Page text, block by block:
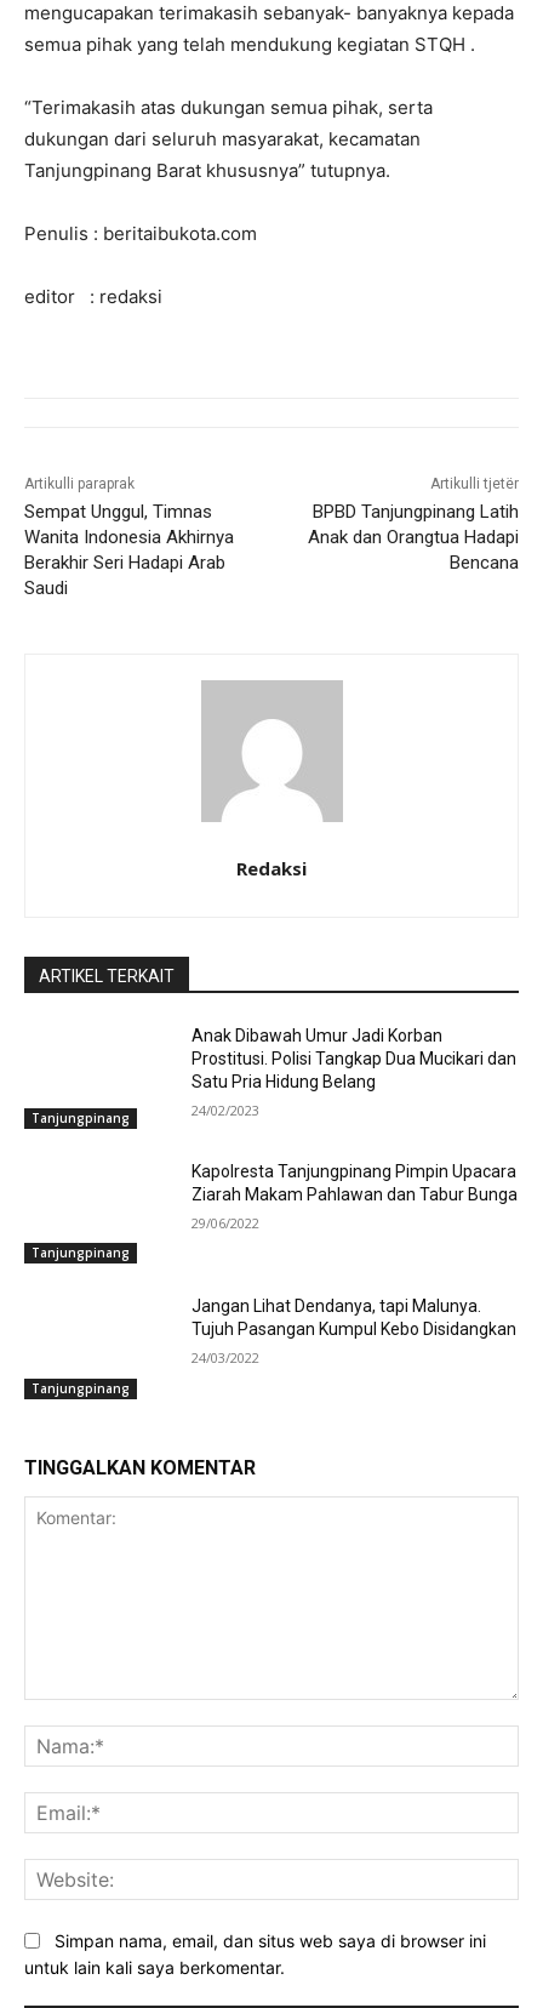
mengucapakan terimakasih sebanyak- banyaknya kepada
semua pihak yang telah mendukung kegiatan STQH .
“Terimakasih atas dukungan semua pihak, serta
dukungan dari seluruh masyarakat, kecamatan
Tanjungpinang Barat khususnya” tutupnya.
Penulis : beritaibukota.com
editor : redaksi
Artikulli paraprak
Sempat Unggul, Timnas
Wanita Indonesia Akhirnya
Berakhir Seri Hadapi Arab
Saudi
Artikulli tjetër
BPBD Tanjungpinang Latih
Anak dan Orangtua Hadapi
Bencana
Redaksi
ARTIKEL TERKAIT
Tanjungpinang
Anak Dibawah Umur Jadi Korban
Prostitusi. Polisi Tangkap Dua Mucikari dan
Satu Pria Hidung Belang
24/02/2023
Tanjungpinang
Kapolresta Tanjungpinang Pimpin Upacara
Ziarah Makam Pahlawan dan Tabur Bunga
29/06/2022
Tanjungpinang
Jangan Lihat Dendanya, tapi Malunya.
Tujuh Pasangan Kumpul Kebo Disidangkan
24/03/2022
TINGGALKAN KOMENTAR
Simpan nama, email, dan situs web saya di browser ini
untuk lain kali saya berkomentar.